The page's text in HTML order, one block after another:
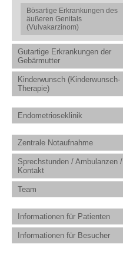
Bösartige Erkrankungen des
äußeren Genitals
(Vulvakarzinom)
Gutartige Erkrankungen der
Gebärmutter
Kinderwunsch (Kinderwunsch-
Therapie)
Endometrioseklinik
Zentrale Notaufnahme
Sprechstunden / Ambulanzen /
Kontakt
Team
Informationen für Patienten
Informationen für Besucher